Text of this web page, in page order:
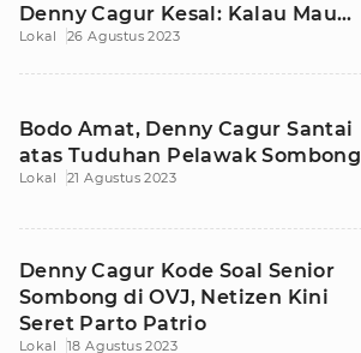
Denny Cagur Kesal: Kalau Mau
Sebut Nama
Lokal 26 Agustus 2023
Bodo Amat, Denny Cagur Santai
atas Tuduhan Pelawak Sombong
Lokal 21 Agustus 2023
Denny Cagur Kode Soal Senior
Sombong di OVJ, Netizen Kini
Seret Parto Patrio
Lokal 18 Agustus 2023